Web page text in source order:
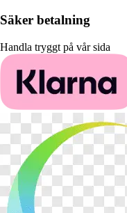
Säker betalning
Handla tryggt på vår sida